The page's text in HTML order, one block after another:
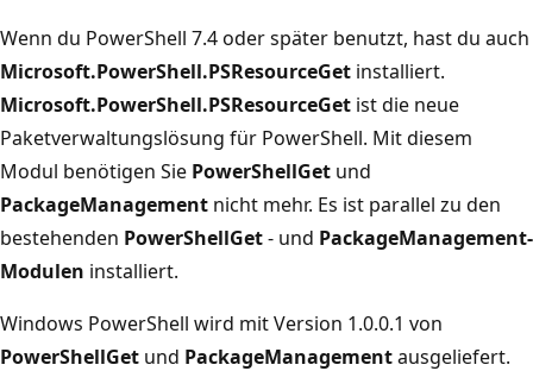
Wenn du PowerShell 7.4 oder später benutzt, hast du auch
Microsoft.PowerShell.PSResourceGet installiert.
Microsoft.PowerShell.PSResourceGet ist die neue
Paketverwaltungslösung für PowerShell. Mit diesem
Modul benötigen Sie PowerShellGet und
PackageManagement nicht mehr. Es ist parallel zu den
bestehenden PowerShellGet- und PackageManagement-
Modulen installiert.
Windows PowerShell wird mit Version 1.0.0.1 von
PowerShellGet und PackageManagementausgeliefert.